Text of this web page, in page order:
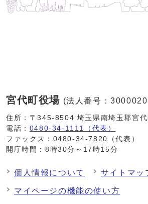
宮代町役場 (法人番号：
住所：〒345-8504 埼玉県南埼玉郡宮
電話： 0480-34-1111（代表）
ファックス：0480-34-7820（代表）
開庁時間：8時30分～17時15分
個人情報について サイトマッ
マイページの機能の使い方